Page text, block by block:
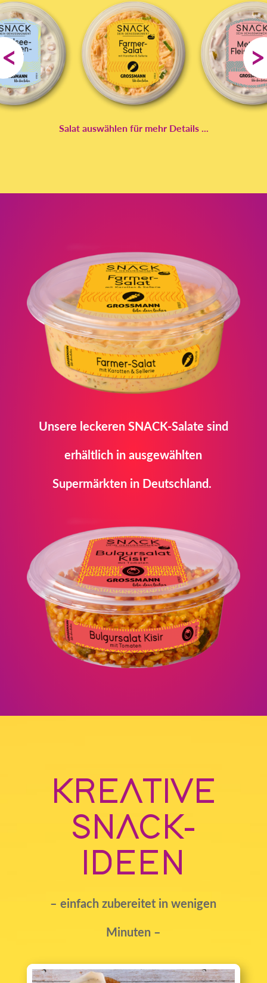
Salat auswählen für mehr Details ...
Unsere leckeren SNACK-Salate sind
erhältlich in ausgewählten
Supermärkten in Deutschland.
KREATIVE
SNACK-
IDEEN
– einfach zubereitet in wenigen
Minuten –